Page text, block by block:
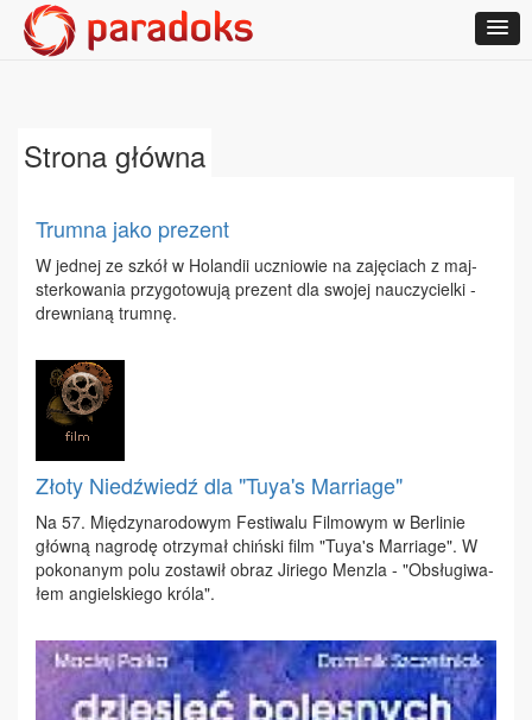
Strona główna
Trumna jako prezent
W jed­nej ze szkół w Ho­lan­dii ucznio­wie na za­ję­ciach z maj­
ster­ko­wa­nia przy­go­to­wu­ją pre­zent dla swo­jej na­uczy­ciel­ki -
drew­nia­ną trum­nę.
Złoty Niedźwiedź dla "Tuya's Marriage"
Na 57. Mię­dzy­na­ro­do­wym Fe­sti­wa­lu Fil­mo­wym w Ber­li­nie
głów­ną na­gro­dę otrzy­mał chiń­ski film "Tuya's Mar­ria­ge". W
po­ko­na­nym po­lu zo­sta­wił ob­raz Ji­rie­go Men­zla - "Ob­słu­gi­wa­
łem an­giel­skie­go kró­la".